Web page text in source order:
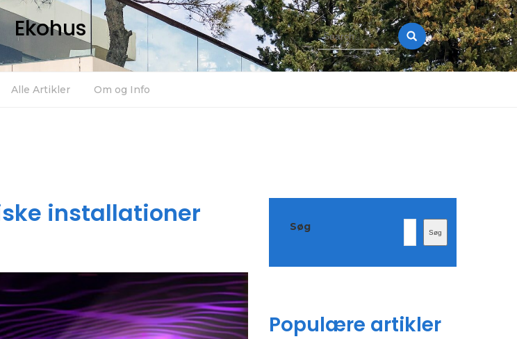
Ekohus
Search
for:
Alle Artikler Om og Info
installationer Søg Søg
Populære artikler